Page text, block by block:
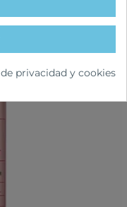
privacidad y cookies